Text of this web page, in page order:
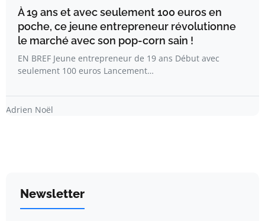
À 19 ans et avec seulement 100 euros en
poche, ce jeune entrepreneur révolutionne
le marché avec son pop-corn sain !
EN BREF Jeune entrepreneur de 19 ans Début avec
seulement 100 euros Lancement…
Adrien Noël
Newsletter